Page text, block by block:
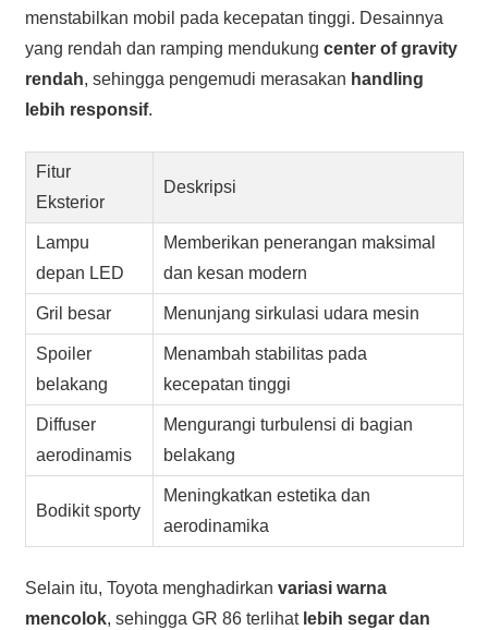
menstabilkan mobil pada kecepatan tinggi. Desainnya
yang rendah dan ramping mendukung center of gravity
rendah, sehingga pengemudi merasakan handling
lebih responsif.
Fitur
Eksterior
Deskripsi
Lampu
depan LED
Memberikan penerangan maksimal
dan kesan modern
Gril besar Menunjang sirkulasi udara mesin
Spoiler
belakang
Menambah stabilitas pada
kecepatan tinggi
Diffuser
aerodinamis
Mengurangi turbulensi di bagian
belakang
Bodikit sporty
Meningkatkan estetika dan
aerodinamika
Selain itu, Toyota menghadirkan variasi warna
mencolok, sehingga GR 86 terlihat lebih segar dan